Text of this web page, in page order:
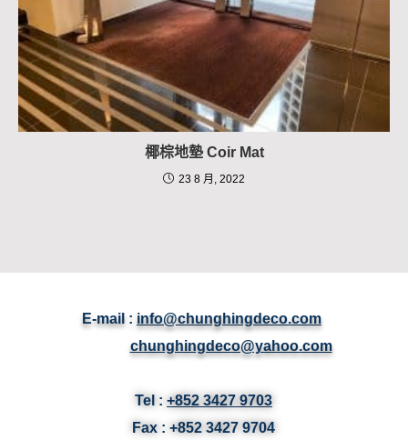
椰棕地墊 Coir Mat
23 8 月, 2022
E-mail : info@chunghingdeco.com
chunghingdeco@yahoo.com
Tel : +852 3427 9703
Fax : +852 3427 9704